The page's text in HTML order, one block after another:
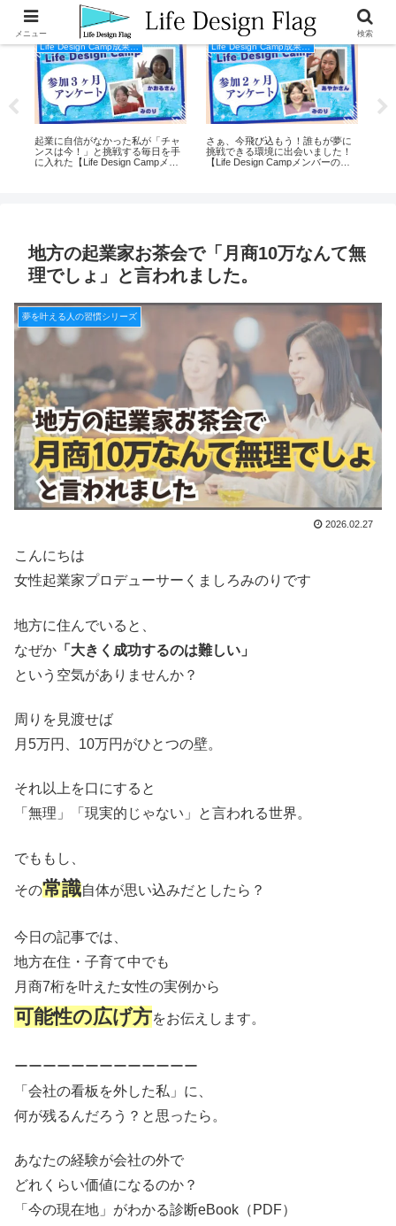
Life Design Camp成果事例
起業に自信がなかった私が「チャ
ンスは今！」と挑戦する毎日を手
に入れた【Life Design Campメン
Life Design Camp成果事例
さぁ、今飛び込もう！誰もが夢に
挑戦できる環境に出会いました！
【Life Design Campメンバーの
地方の起業家お茶会で「月商10万なんて無
理でしょ」と言われました。
夢を叶える人の習慣シリーズ
2026.02.27
こんにちは
女性起業家プロデューサーくましろみのりです
地方に住んでいると、
なぜか 「大きく成功するのは難しい」
という空気がありませんか？
周りを見渡せば
月5万円、10万円がひとつの壁。
それ以上を口にすると
「無理」「現実的じゃない」と言われる世界。
でももし、
その常識自体が思い込みだとしたら？
今日の記事では、
地方在住・子育て中でも
月商7桁を叶えた女性の実例から
可能性の広げ方をお伝えします。
ーーーーーーーーーーーーー
「会社の看板を外した私」に、
何が残るんだろう？と思ったら。
あなたの経験が会社の外で
どれくらい価値になるのか？
「今の現在地」がわかる診断eBook（PDF）
メニュー 検索